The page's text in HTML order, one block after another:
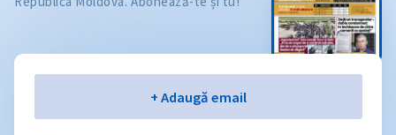
+ Adaugă email